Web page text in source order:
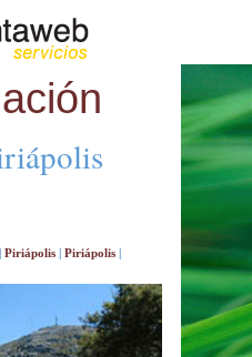
|Piriápolis |Piriápolis